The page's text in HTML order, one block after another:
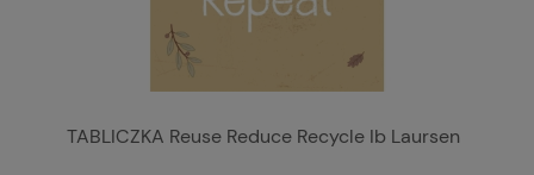
TABLICZKA Reuse Reduce Recycle Ib Laursen